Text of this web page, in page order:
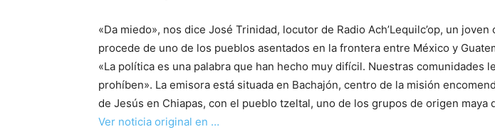
«Da miedo», nos dice José Trinidad, locutor de Radio Ach’Lequilc’op, un
procede de uno de los pueblos asentados en la frontera entre México y
«La política es una palabra que han hecho muy difícil. Nuestras comunidades
prohíben». La emisora está situada en Bachajón, centro de la misión
de Jesús en Chiapas, con el pueblo tzeltal, uno de los grupos de origen maya
Ver noticia original en …